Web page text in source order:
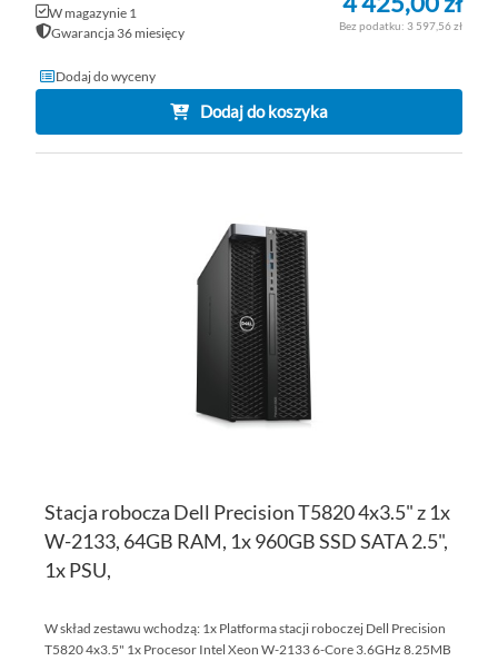
W magazynie 1
Gwarancja 36 miesięcy
3 597,56 zł
Dodaj do wyceny
Dodaj do koszyka
Stacja robocza Dell Precision T5820 4x3.5" z 1x
W-2133, 64GB RAM, 1x 960GB SSD SATA 2.5",
1x PSU,
W skład zestawu wchodzą: 1x Platforma stacji roboczej Dell Precision
T5820 4x3.5" 1x Procesor Intel Xeon W-2133 6-Core 3.6GHz 8.25MB